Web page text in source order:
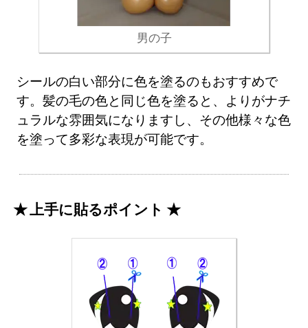
男の子
シールの白い部分に色を塗るのもおすすめで
す。髪の毛の色と同じ色を塗ると、よりがナチ
ュラルな雰囲気になりますし、その他様々な色
を塗って多彩な表現が可能です。
上手に貼るポイント